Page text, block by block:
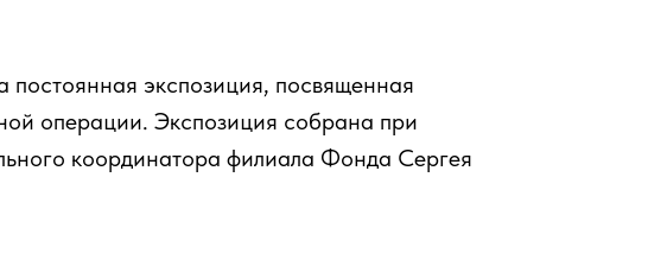
постоянная экспозиция, посвященная
операции. Экспозиция собрана при
координатора филиала Фонда Сергея